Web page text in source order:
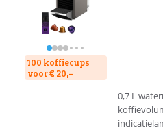
100 koffiecups
voor € 20,-
0,7 L